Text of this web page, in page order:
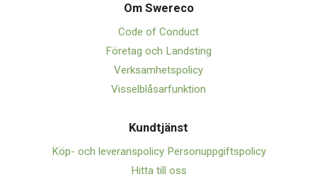
Om Swereco
Code of Conduct
Företag och Landsting
Verksamhetspolicy
Visselblåsarfunktion
Kundtjänst
Köp- och leveranspolicy Personuppgiftspolicy
Hitta till oss